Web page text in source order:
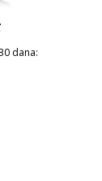
dana: